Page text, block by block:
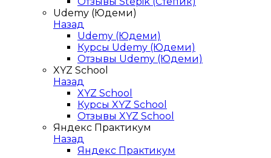
Udemy (Юдеми)
Назад
Udemy (Юдеми)
Курсы Udemy (Юдеми)
Отзывы Udemy (Юдеми)
XYZ School
Назад
XYZ School
Курсы XYZ School
Отзывы XYZ School
Яндекс Практикум
Назад
Яндекс Практикум